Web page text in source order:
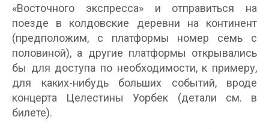
«Восточного экспресса» и отправиться на
поезде в колдовские деревни на континент
(предположим, с платформы номер семь с
половиной), а другие платформы открывались
бы для доступа по необходимости, к примеру,
для каких-нибудь больших событий, вроде
концерта Целестины Уорбек (детали см. в
билете).